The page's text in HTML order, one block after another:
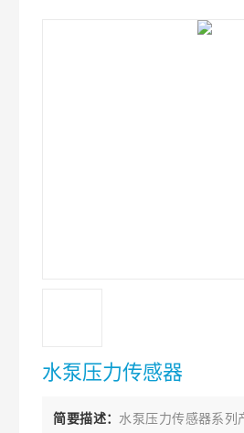
水泵压力传感器
简要描述： 水泵压力传感器系列